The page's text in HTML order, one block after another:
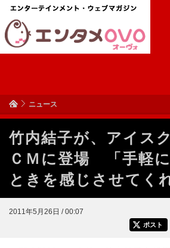
ニュース
竹内結子が、アイス
ＣＭに登場 「手軽
ときを感じさせてく
2011年5月26日 / 00:07
ポスト